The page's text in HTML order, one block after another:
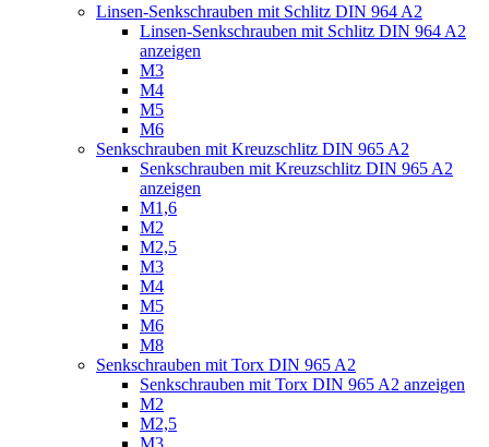
Linsen-Senkschrauben mit Schlitz DIN 964 A2
Linsen-Senkschrauben mit Schlitz DIN 964 A2
anzeigen
M3
M4
M5
M6
Senkschrauben mit Kreuzschlitz DIN 965 A2
Senkschrauben mit Kreuzschlitz DIN 965 A2
anzeigen
M1,6
M2
M2,5
M3
M4
M5
M6
M8
Senkschrauben mit Torx DIN 965 A2
Senkschrauben mit Torx DIN 965 A2 anzeigen
M2
M2,5
M3